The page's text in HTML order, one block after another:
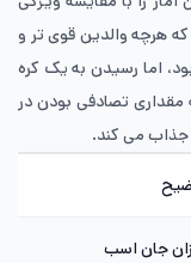
هرچه والدین قوی تر و
اما رسیدن به یک کره‌
تصادفی بودن در
جذاب می کند.
جان اسب